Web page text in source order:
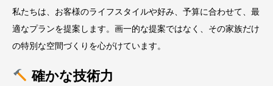
私たちは、お客様のライフスタイルや好み、予算に合わせて、最
適なプランを提案します。画一的な提案ではなく、その家族だけ
の特別な空間づくりを心がけています。
確かな技術力